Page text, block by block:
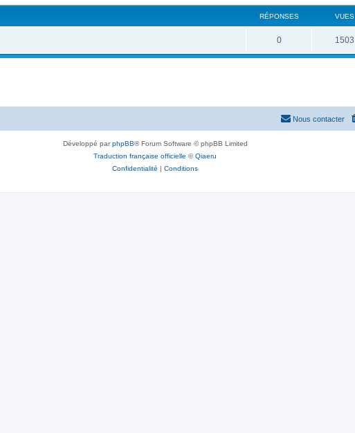
RÉPONSES VUES
0 1503
Nous contacter
Développé parphpBB® Forum Software © phpBB Limited
Traduction française officielle ©Qiaeru
Confidentialité | Conditions